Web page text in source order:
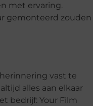
met ervaring.
gemonteerd zouden
vast te
alles aan elkaar
bedrijf: Your Film